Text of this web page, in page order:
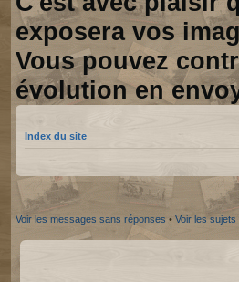
exposera vos
Vous pouvez
évolution en
Index du site
Voir les messages sans réponses • Voir les sujets